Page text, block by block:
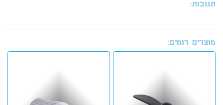
תגובות:
מוצרים דומים: